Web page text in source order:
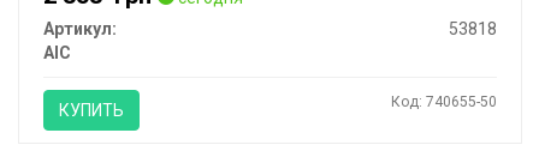
Артикул:
53818
AIC
КУПИТЬ Код: 740655-50